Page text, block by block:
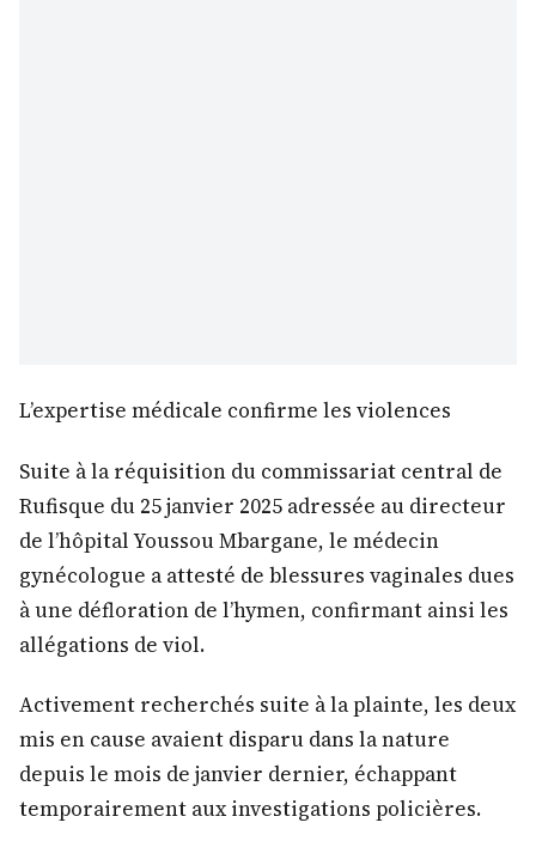
L’expertise médicale confirme les violences
Suite à la réquisition du commissariat central de
Rufisque du 25 janvier 2025 adressée au directeur
de l’hôpital Youssou Mbargane, le médecin
gynécologue a attesté de blessures vaginales dues
à une défloration de l’hymen, confirmant ainsi les
allégations de viol.
Activement recherchés suite à la plainte, les deux
mis en cause avaient disparu dans la nature
depuis le mois de janvier dernier, échappant
temporairement aux investigations policières.